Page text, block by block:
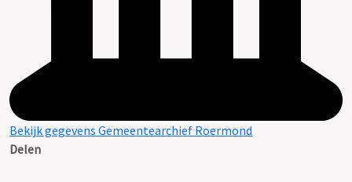
Bekijk gegevens Gemeentearchief Roermond
Delen